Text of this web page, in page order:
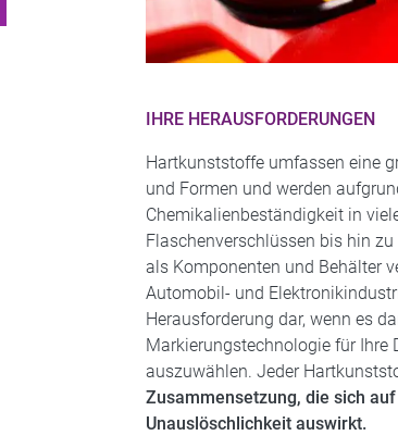
IHRE HERAUSFORDERUNGEN
Hartkunststoffe umfassen eine
und Formen und werden
Chemikalienbeständigkeit in
Flaschenverschlüssen bis hin
als Komponenten und Behälter
Automobil- und
Herausforderung dar, wenn es
Markierungstechnologie für
auszuwählen. Jeder
Zusammensetzung, die sich
Unauslöschlichkeit auswirkt.